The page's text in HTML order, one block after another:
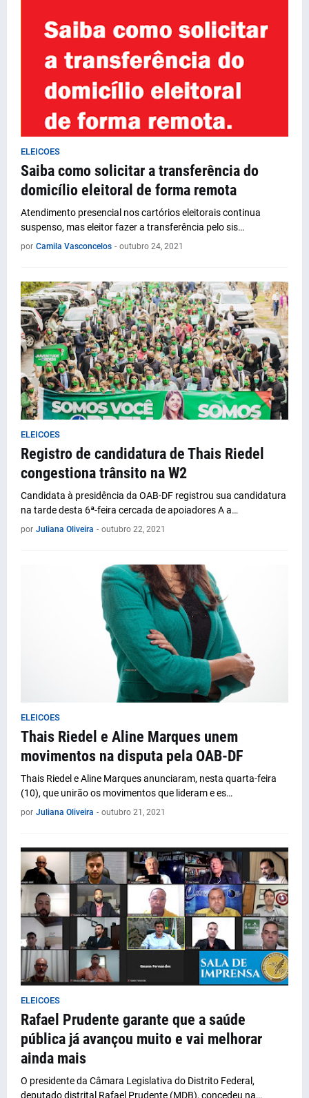
ELEICOES
Saiba como solicitar a transferência do
domicílio eleitoral de forma remota
Atendimento presencial nos cartórios eleitorais continua
suspenso, mas eleitor fazer a transferência pelo sis…
por Camila Vasconcelos - outubro 24, 2021
ELEICOES
Registro de candidatura de Thais Riedel
congestiona trânsito na W2
Candidata à presidência da OAB-DF registrou sua candidatura
na tarde desta 6ª-feira cercada de apoiadores A a…
por Juliana Oliveira - outubro 22, 2021
ELEICOES
Thais Riedel e Aline Marques unem
movimentos na disputa pela OAB-DF
Thais Riedel e Aline Marques anunciaram, nesta quarta-feira
(10), que unirão os movimentos que lideram e es…
por Juliana Oliveira - outubro 21, 2021
ELEICOES
Rafael Prudente garante que a saúde
pública já avançou muito e vai melhorar
ainda mais
O presidente da Câmara Legislativa do Distrito Federal,
deputado distrital Rafael Prudente (MDB), concedeu na…